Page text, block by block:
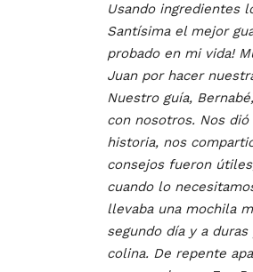
Usando ingredientes
Santísima el mejor
probado en mi vida!
Juan por hacer
Nuestro guía,
con nosotros. Nos
historia, nos
consejos fueron
cuando lo
llevaba una mochila
segundo día y a
colina. De repente